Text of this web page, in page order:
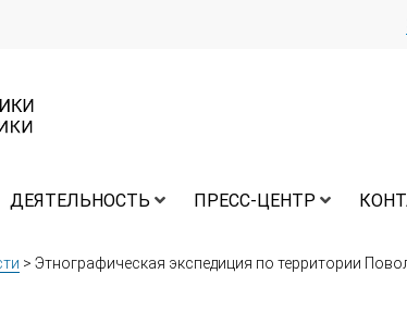
ДЕЯТЕЛЬНОСТЬ ПРЕСС-ЦЕНТР
> Этнографическая экспедиция по территории